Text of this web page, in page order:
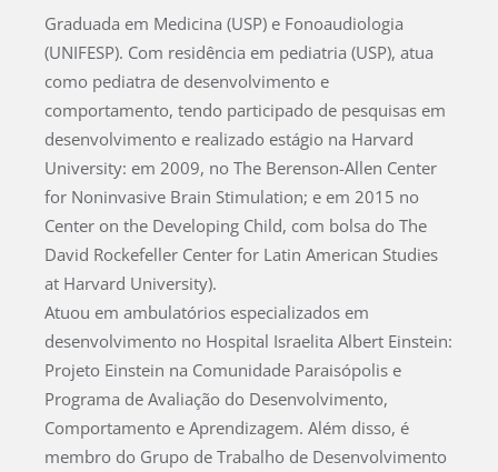
Graduada em Medicina (USP) e Fonoaudiologia
(UNIFESP). Com residência em pediatria (USP), atua
como pediatra de desenvolvimento e
comportamento, tendo participado de pesquisas em
desenvolvimento e realizado estágio na Harvard
University: em 2009, no The Berenson-Allen Center
for Noninvasive Brain Stimulation; e em 2015 no
Center on the Developing Child, com bolsa do The
David Rockefeller Center for Latin American Studies
at Harvard University).
Atuou em ambulatórios especializados em
desenvolvimento no Hospital Israelita Albert Einstein:
Projeto Einstein na Comunidade Paraisópolis e
Programa de Avaliação do Desenvolvimento,
Comportamento e Aprendizagem. Além disso, é
membro do Grupo de Trabalho de Desenvolvimento